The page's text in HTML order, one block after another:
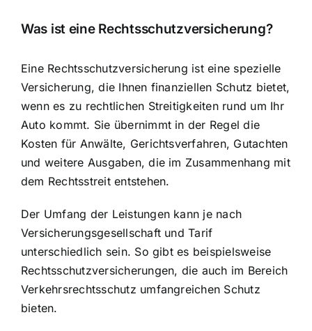
Was ist eine Rechtsschutzversicherung?
Eine Rechtsschutzversicherung ist eine spezielle
Versicherung, die Ihnen finanziellen Schutz bietet,
wenn es zu rechtlichen Streitigkeiten rund um Ihr
Auto kommt. Sie übernimmt in der Regel die
Kosten für Anwälte, Gerichtsverfahren, Gutachten
und weitere Ausgaben, die im Zusammenhang mit
dem Rechtsstreit entstehen.
Der Umfang der Leistungen kann je nach
Versicherungsgesellschaft und Tarif
unterschiedlich sein. So gibt es beispielsweise
Rechtsschutzversicherungen, die auch im Bereich
Verkehrsrechtsschutz umfangreichen Schutz
bieten.